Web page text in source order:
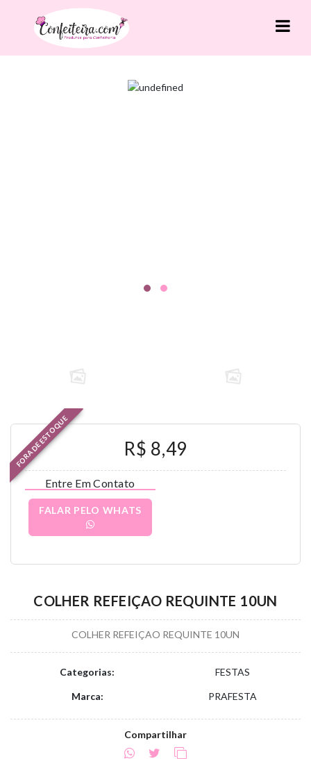
FORA DE ESTOQUE R$ 8,49
Entre Em Contato
FALAR PELO WHATS
COLHER REFEIÇAO REQUINTE 10UN
COLHER REFEIÇAO REQUINTE 10UN
Categorias: FESTAS
Marca: PRAFESTA
Compartilhar